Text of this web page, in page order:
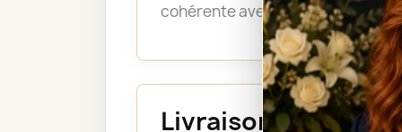
cohérente avec le lieu, le
Livraison au